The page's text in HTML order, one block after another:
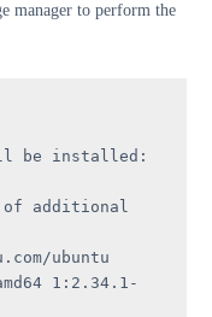
manager to perform the
be installed:
additional
ubuntu
1:2.34.1-